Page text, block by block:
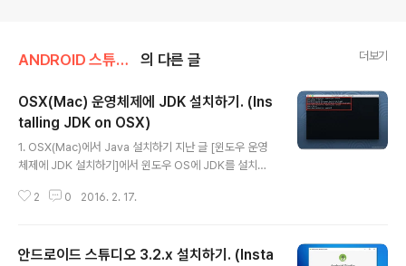
ANDROID 스튜디오/준비 및 설치 의 다른 글 더보기
OSX(Mac) 운영체제에 JDK 설치하기. (Ins
talling JDK on OSX)
1. OSX(Mac)에서 Java 설치하기 지난 글 [윈도우 운영
체제에 JDK 설치하기]에서 윈도우 OS에 JDK를 설치하
계에 대해서도 간단히 언급하였습니다. 이제 OSX(Mac)
하기 위해서는 웹브라우저(Safari)를 실행하여 "오라클(ht
2 0 2016. 2. 17.
안드로이드 스튜디오 3.2.x 설치하기. (Insta